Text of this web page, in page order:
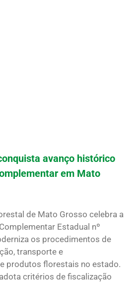
avanço histórico
em Mato
de Mato Grosso celebra a
Estadual nº
os procedimentos de
transporte e
produtos florestais no estado.
critérios de fiscalização